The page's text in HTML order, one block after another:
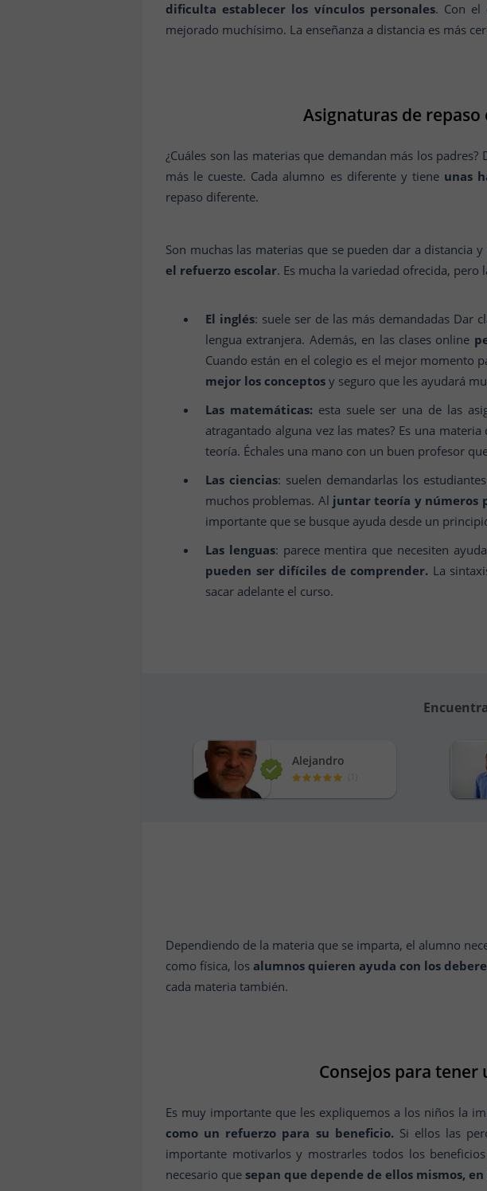
dificulta establecer los vínculos personales. Con el
mejorado muchísimo. La enseñanza a distancia es más
Asignaturas de
¿Cuáles son las materias que demandan más los
más le cueste. Cada alumno es diferente y tiene unas
repaso diferente.
Son muchas las materias que se pueden dar a distancia
el refuerzo escolar. Es mucha la variedad ofrecida, pero
El inglés: suele ser de las más demandadas Dar
lengua extranjera. Además, en las clases online
Cuando están en el colegio es el mejor momento
mejor los conceptos y seguro que les ayudará
Las matemáticas:esta suele ser una de las
atragantado alguna vez las mates? Es una materia
teoría. Échales una mano con un buen profesor
Las ciencias: suelen demandarlas los
muchos problemas. Al juntar teoría y números
importante que se busque ayuda desde un
Las lenguas: parece mentira que necesiten
pueden ser difíciles de comprender. La
sacar adelante el curso.
Alejandro
Dependiendo de la materia que se imparta, el alumno
como física, los alumnos quieren ayuda con los
cada materia también.
Consejos para tener
Es muy importante que les expliquemos a los niños la
como un refuerzo para su beneficio.Si ellos las
importante motivarlos y mostrarles todos los
necesario que sepan que depende de ellos mismos,